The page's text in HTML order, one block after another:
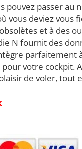
pouvez passer au
vous deviez vous
et à des
N fournit des
parfaitement
votre cockpit.
de voler, tout